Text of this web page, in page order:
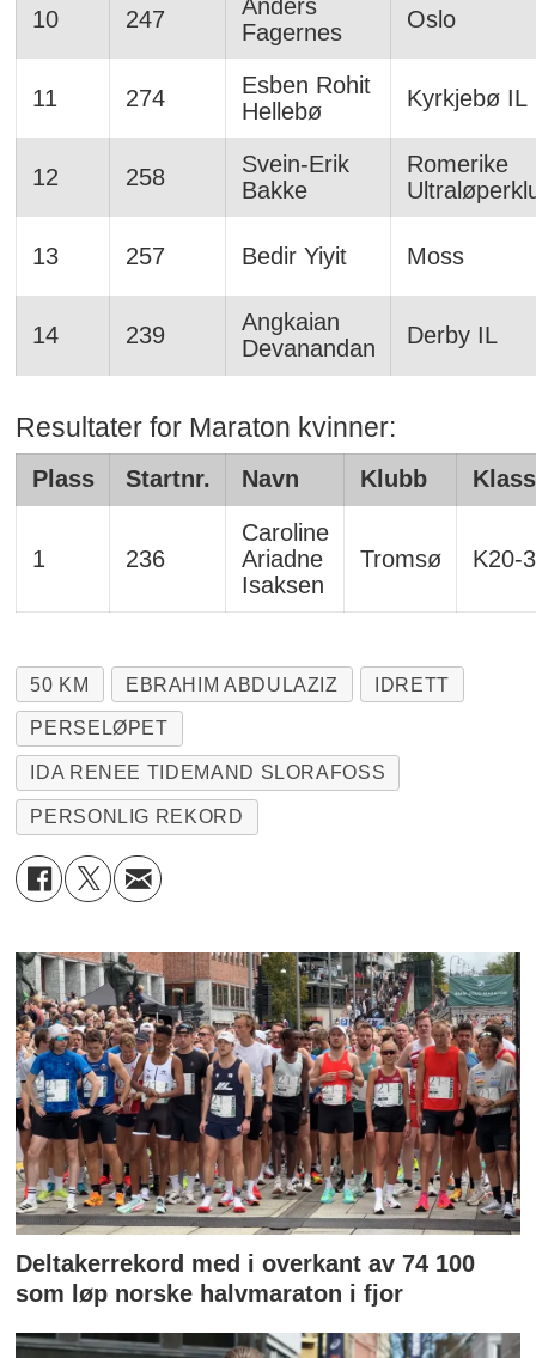
10 247
Anders
Fagernes
Oslo
11 274
Esben Rohit
Hellebø
Kyrkjebø IL
12 258
Svein-Erik
Bakke
Romerike
13 257 Bedir Yiyit Moss
14 239
Angkaian
Devanandan
Derby IL
Resultater for Maraton kvinner:
Plass Startnr. Navn Klubb
1 236
Caroline
Ariadne
Isaksen
Tromsø K20-
50 KM EBRAHIM ABDULAZIZ IDRETT
PERSELØPET
IDA RENEE TIDEMAND SLORAFOSS
PERSONLIG REKORD
Deltakerrekord med i overkant av 74 100
som løp norske halvmaraton i fjor